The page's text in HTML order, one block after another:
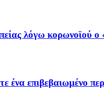
λόγω κορωνοϊού ο
ένα επιβεβαιωμένο